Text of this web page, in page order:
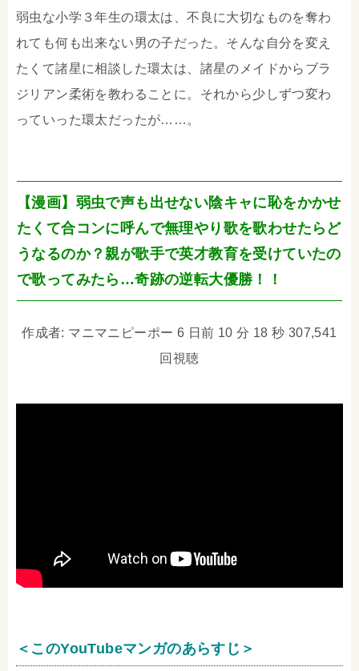
弱虫な小学３年生の環太は、不良に大切なものを奪わ
れても何も出来ない男の子だった。そんな自分を変え
たくて諸星に相談した環太は、諸星のメイドからブラ
ジリアン柔術を教わることに。それから少しずつ変わ
っていった環太だったが……。
【漫画】弱虫で声も出せない陰キャに恥をかかせ
たくて合コンに呼んで無理やり歌を歌わせたらど
うなるのか？親が歌手で英才教育を受けていたの
で歌ってみたら…奇跡の逆転大優勝！！
作成者: マニマニピーポー 6 日前 10 分 18 秒 307,541
回視聴
＜このYouTubeマンガのあらすじ＞